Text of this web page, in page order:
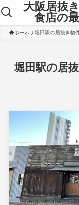
大阪居抜
食店の
ホーム 堀田駅の居抜き物
堀田駅の居